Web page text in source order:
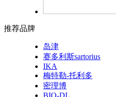
推荐品牌
岛津
赛多利斯sartorius
IKA
梅特勒-托利多
密理博
BIO-DL